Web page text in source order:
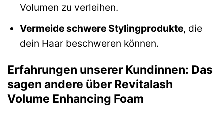
Volumen zu verleihen.
Vermeide schwere Stylingprodukte, die
dein Haar beschweren können.
Erfahrungen unserer Kundinnen: Das
sagen andere über Revitalash
Volume Enhancing Foam